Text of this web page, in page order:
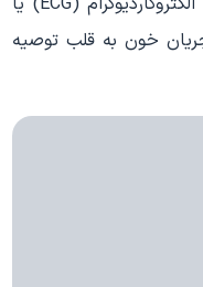
خون به قلب توصیه